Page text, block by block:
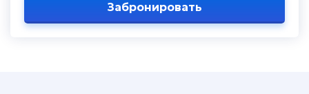
Забронировать